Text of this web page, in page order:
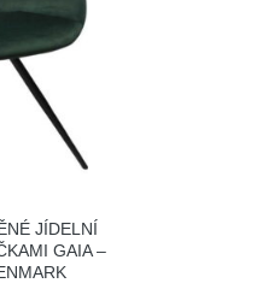
JÍDELNÍ
GAIA –